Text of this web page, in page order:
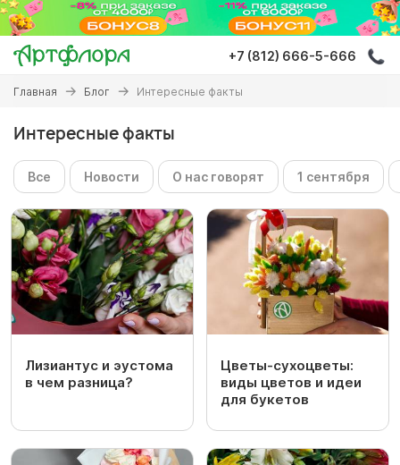
Перейти
основному
содержанию
+7 (812) 666-5-666
Вы
Главная Блог Интересные факты
Интересные факты
Все Новости О нас говорят 1 сентября
Лизиантус и эустома
в чем разница?
Цветы-сухоцветы:
виды цветов и идеи
для букетов